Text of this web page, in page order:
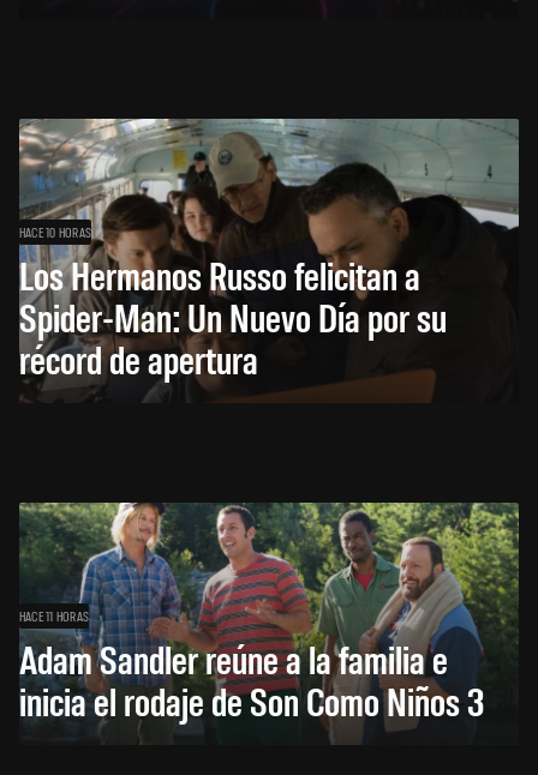
HACE 10 HORAS
Los Hermanos Russo felicitan a
Spider-Man: Un Nuevo Día por su
récord de apertura
HACE 11 HORAS
Adam Sandler reúne a la familia e
inicia el rodaje de Son Como Niños 3